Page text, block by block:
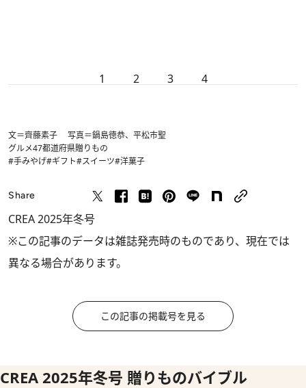
1 2 3 4
文＝齊藤素子 写真＝鍋島徳恭、平松市聖
グルメ47都道府県贈りもの
#手みやげ#ギフト#スイーツ#洋菓子
Share
CREA 2025年冬号
※この記事のデータは雑誌発売時のものであり、現在では
異なる場合があります。
この記事の掲載号を見る
CREA 2025年冬号 贈りものバイブル